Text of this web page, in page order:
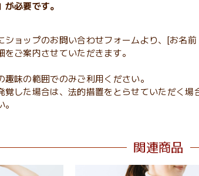
必要です。
ショップのお問い合わせフォームより、[お名
ご案内させていただきます。
趣味の範囲でのみご利用ください。
覚した場合は、法的措置をとらせていただく場
関連商品